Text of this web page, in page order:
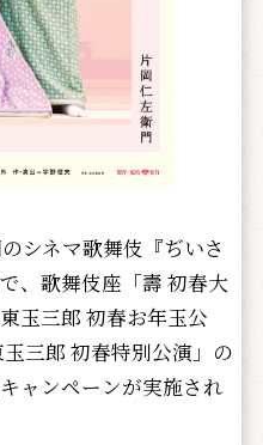
シネマ歌舞伎『ぢいさ
、歌舞伎座「壽 初春大
玉三郎 初春お年玉公
三郎 初春特別公演」の
ャンペーンが実施され